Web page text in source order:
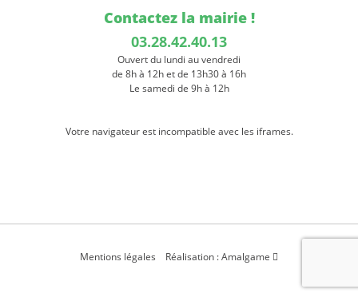
Contactez la mairie !
03.28.42.40.13
Ouvert du lundi au vendredi
de 8h à 12h et de 13h30 à 16h
Le samedi de 9h à 12h
Votre navigateur est incompatible avec les iframes.
Mentions légales Réalisation : Amalgame